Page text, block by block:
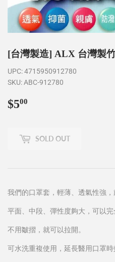
[台灣製造] ALX 台灣製
UPC:4715950912780
SKU:ABC-912780
$500
SOLD OUT
我們的口罩套，輕薄、透氣性強，
平面、中段、彈性度夠大，可以完
不用皺摺，就可以拉開。
可水洗重複使用，延長醫用口罩時